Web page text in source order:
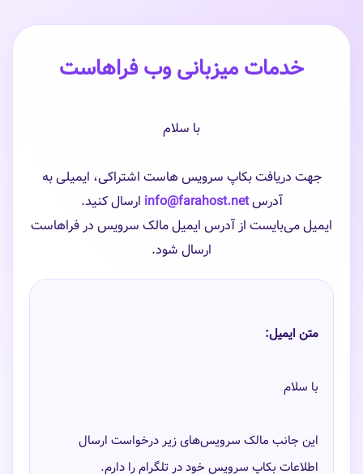
خدمات میزبانی وب فراهاست
با سلام
جهت دریافت بکاپ سرویس هاست اشتراکی، ایمیلی به
آدرسinfo@farahost.net ارسال کنید.
ایمیل می‌بایست از آدرس ایمیل مالک سرویس در فراهاست
ارسال شود.
متن ایمیل:
این جانب مالک سرویس‌های زیر درخواست ارسال